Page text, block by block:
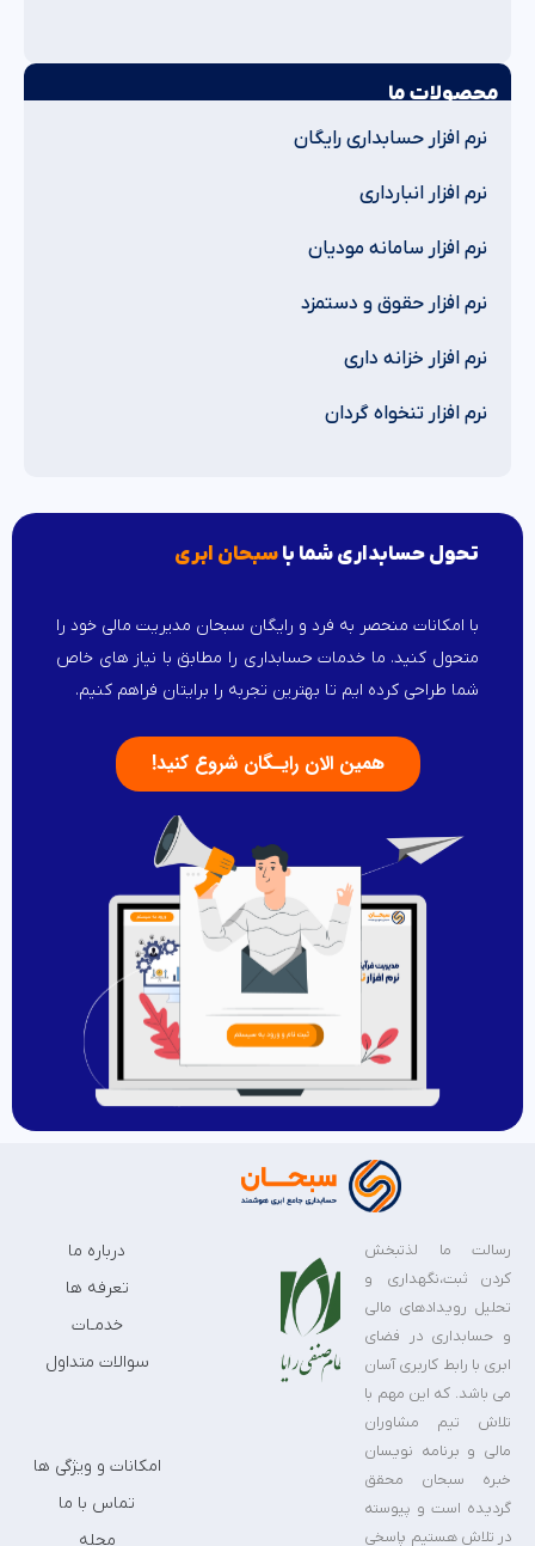
محصولات ما
نرم افزار حسابداری رایگان
نرم افزار انبارداری
نرم افزار سامانه مودیان
نرم افزار حقوق و دستمزد
نرم افزار خزانه داری
نرم افزار تنخواه گردان
تحول حسابداری شما باسبحان ابری
با امکانات منحصر به فرد و رایگان سبحان مدیریت مالی خود را
متحول کنید. ما خدمات حسابداری را مطابق با نیاز های خاص
شما طراحی کرده ایم تا بهترین تجربه را برایتان فراهم کنیم.
همین الان رایـگان شروع کنید!
رسالت ما لذتبخش
کردن ثبت،نگهداری و
تحلیل رویدادهای مالی
و حسابداری در فضای
ابری با رابط کاربری آسان
می باشد. که این مهم با
تلاش تیم مشاوران
مالی و برنامه نویسان
خبره سبحان محقق
گردیده است و پیوسته
در تلاش هستیم پاسخی
درباره ما
تعرفه ها
خدمـات
سوالات متداول
امکانات و ویژگی ها
تماس با ما
مجله